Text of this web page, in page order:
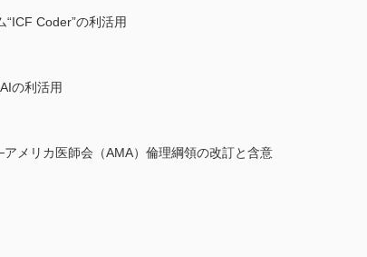
Coder”の利活用
の利活用
メリカ医師会（AMA）倫理綱領の改訂と含意